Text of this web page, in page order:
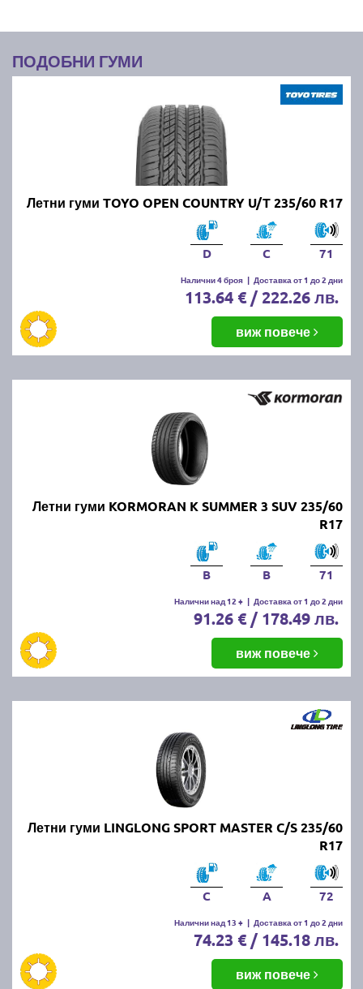
ПОДОБНИ ГУМИ
Летни гуми TOYO OPEN COUNTRY U/T 235/60 R17
D C 71
Налични 4 броя | Доставка от 1 до 2 дни
113.64 € / 222.26 лв.
виж повече
Летни гуми KORMORAN K SUMMER 3 SUV 235/60
R17
B B 71
Налични над 12 + | Доставка от 1 до 2 дни
91.26 € / 178.49 лв.
виж повече
Летни гуми LINGLONG SPORT MASTER C/S 235/60
R17
C A 72
Налични над 13 + | Доставка от 1 до 2 дни
74.23 € / 145.18 лв.
виж повече